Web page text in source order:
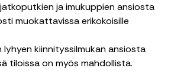
ja imukuppien ansiosta
muokattavissa erikokoisille
lyhyen kiinnityssilmukan ansiosta
tiloissa on myös mahdollista.